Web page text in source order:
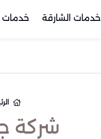
خدمات الشارقة خدمات
شركة